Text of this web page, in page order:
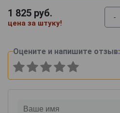
1 825 руб.
цена за штуку!
-
Оцените и напишите отзыв: